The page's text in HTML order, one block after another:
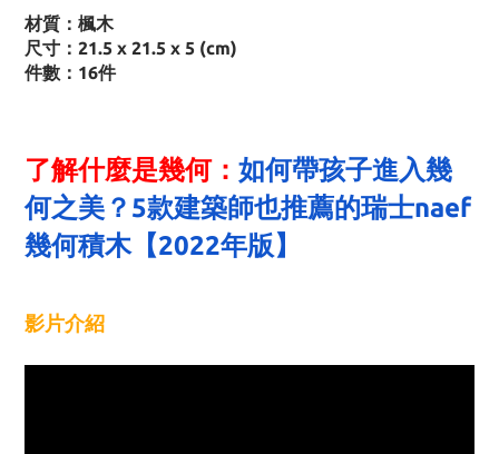
材質：楓木
尺寸：21.5 x 21.5 x 5 (cm)
件數：16件
了解什麼是幾何： 如何帶孩子進入幾
何之美？5款建築師也推薦的瑞士naef
幾何積木【2022年版】
影片介紹